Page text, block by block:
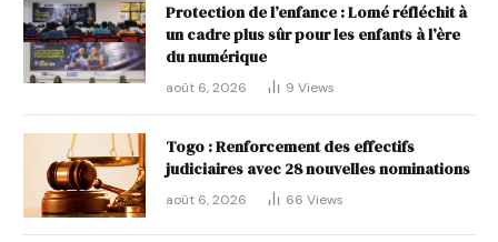
Protection de l’enfance : Lomé réfléchit à
un cadre plus sûr pour les enfants à l’ère
du numérique
août 6, 2026 9 Views
Togo : Renforcement des effectifs
judiciaires avec 28 nouvelles nominations
août 6, 2026 66 Views